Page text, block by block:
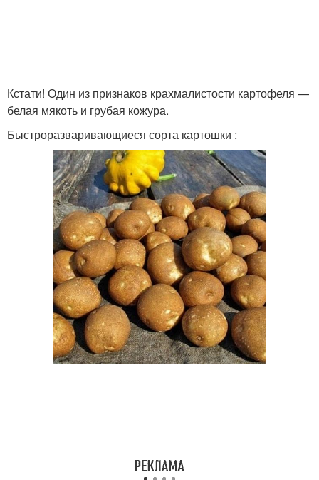
Кстати! Один из признаков крахмалистости картофеля —
белая мякоть и грубая кожура.
Быстроразваривающиеся сорта картошки :